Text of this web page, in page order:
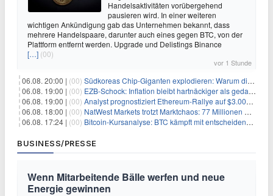
Handelsaktivitäten vorübergehend
pausieren wird. In einer weiteren
wichtigen Ankündigung gab das Unternehmen bekannt, dass
mehrere Handelspaare, darunter auch eines gegen BTC, von der
Plattform entfernt werden. Upgrade und Delistings Binance
[…] (00)
vor 1 Stunde
06.08. 20:00 | (00) Südkoreas Chip-Giganten explodieren: Warum dieser Rekord-Tag die KI-Branche erschüttert
06.08. 19:00 | (00) EZB-Schock: Inflation bleibt hartnäckiger als gedacht – 2027 wird zum kritischen Test
06.08. 19:00 | (00) Analyst prognostiziert Ethereum-Rallye auf $3.000 nach entscheidendem On-Chain-Ausbruch
06.08. 18:00 | (00) NatWest Markets trotzt Marktchaos: 77 Millionen Pfund Gewinn im ersten Halbjahr
06.08. 17:24 | (00) Bitcoin-Kursanalyse: BTC kämpft mit entscheidender $65K-Hürde, während sich ein Liquidationscluster aufbaut
BUSINESS/PRESSE
Wenn Mitarbeitende Bälle werfen und neue
Energie gewinnen